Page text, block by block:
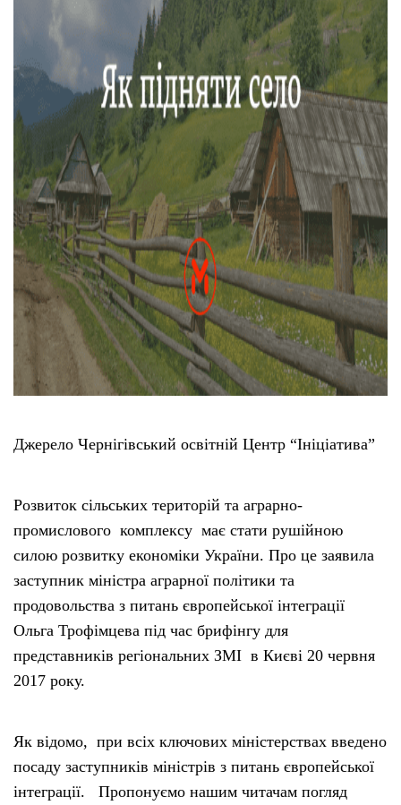
Джерело Чернігівський освітній Центр “Ініціатива”
Розвиток сільських територій та аграрно-
промислового комплексу має стати рушійною
силою розвитку економіки України. Про це заявила
заступник міністра аграрної політики та
продовольства з питань європейської інтеграції
Ольга Трофімцева під час брифінгу для
представників регіональних ЗМІ в Києві 20 червня
2017 року.
Як відомо, при всіх ключових міністерствах введено
посаду заступників міністрів з питань європейської
інтеграції. Пропонуємо нашим читачам погляд